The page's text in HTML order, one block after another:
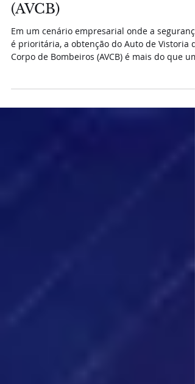
A Importância da Obtenção
do Auto de Vistoria do
Corpo de Bombeiros
(AVCB)
Em um cenário empresarial onde a segurança
Corpo de Bombeiros (AVCB) é mais do que